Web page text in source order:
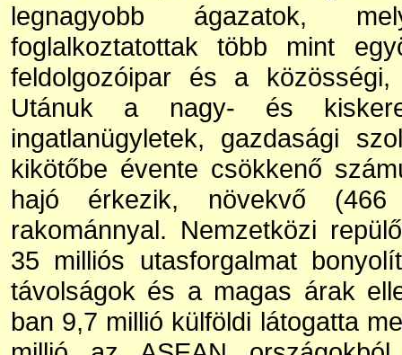
legnagyobb ágazatok,
foglalkoztatottak több mint
feldolgozóipar és a közösségi,
Utánuk a nagy- és
ingatlanügyletek, gazdasági
kikötőbe évente csökkenő
hajó érkezik, növekvő
rakománnyal. Nemzetközi
35 milliós utasforgalmat
távolságok és a magas árak
ban 9,7 millió külföldi látogatta